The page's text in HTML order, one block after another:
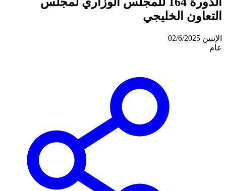
التعاون الخليجي
الإثنين 02/6/2025
عام